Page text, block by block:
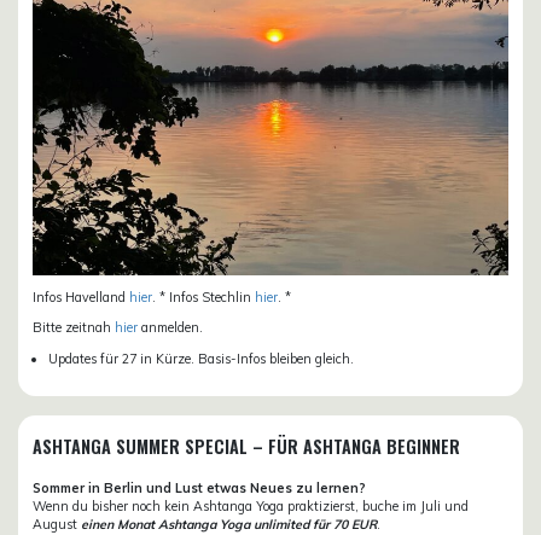
Infos Havelland hier . * Infos Stechlin hier . *
Bitte zeitnah hier anmelden.
Updates für 27 in Kürze. Basis-Infos bleiben gleich.
ASHTANGA SUMMER SPECIAL – FÜR ASHTANGA BEGINNER
Sommer in Berlin und Lust etwas Neues zu lernen?
Wenn du bisher noch kein Ashtanga Yoga praktizierst, buche im Juli und
August einen Monat Ashtanga Yoga unlimited für 70 EUR.